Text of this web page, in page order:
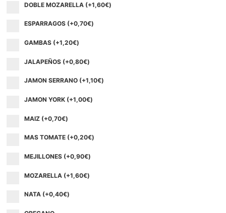
DOBLE MOZARELLA (+1,60€)
ESPARRAGOS (+0,70€)
GAMBAS (+1,20€)
JALAPEÑOS (+0,80€)
JAMON SERRANO (+1,10€)
JAMON YORK (+1,00€)
MAIZ (+0,70€)
MAS TOMATE (+0,20€)
MEJILLONES (+0,90€)
MOZARELLA (+1,60€)
NATA (+0,40€)